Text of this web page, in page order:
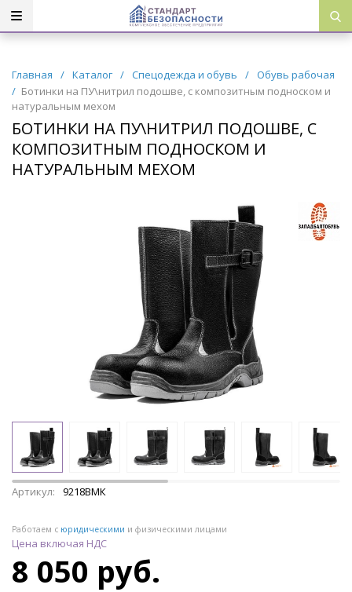
Главная / Каталог / Спецодежда и обувь / Обувь рабочая
/ Ботинки на ПУ\нитрил подошве, с композитным подноском и
натуральным мехом
БОТИНКИ НА ПУ\НИТРИЛ ПОДОШВЕ, С
КОМПОЗИТНЫМ ПОДНОСКОМ И
НАТУРАЛЬНЫМ МЕХОМ
Артикул: 9218ВМК
Работаем с юридическими и физическими лицами
Цена включая НДС
8 050 руб.